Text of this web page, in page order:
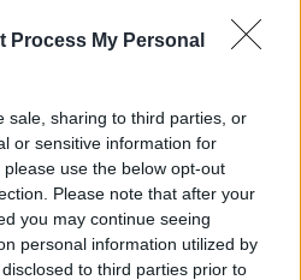
Process My Personal
sale, sharing to third parties, or
or sensitive information for
use the below opt-out
Please note that after your
you may continue seeing
personal information utilized by
to third parties prior to